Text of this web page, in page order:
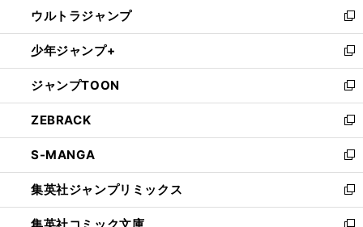
く
で
開
く
ド
ウ
で
開
く
ィ
ン
ド
ウ
で
開
く
い
ウ
ィ
ン
ド
ウ
で
開
く
ウルトラジャンプ
新
し
い
ウ
ィ
ン
ド
ウ
で
開
く
少年ジャンプ+
新
し
い
ウ
ィ
ン
ド
ウ
で
開
く
ジャンプTOON
新
し
い
ウ
ィ
ン
ド
ウ
ZEBRACK
新
し
い
ウ
ィ
ン
S-MANGA
新
し
い
ウ
集英社ジャンプリミックス
新
し